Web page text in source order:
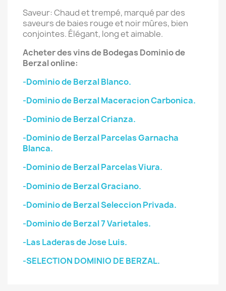
Saveur:Chaud et trempé, marqué par des
saveurs de baies rouge et noir mûres, bien
conjointes. Élégant, long et aimable.
Acheter des vins de Bodegas Dominio de
Berzal online:
-Dominio de Berzal Blanco.
-Dominio de Berzal Maceracion Carbonica.
-Dominio de Berzal Crianza.
-Dominio de Berzal Parcelas Garnacha
Blanca.
-Dominio de Berzal Parcelas Viura.
-Dominio de Berzal Graciano.
-Dominio de Berzal Seleccion Privada.
-Dominio de Berzal 7 Varietales.
-Las Laderas de Jose Luis.
-SELECTION DOMINIO DE BERZAL.